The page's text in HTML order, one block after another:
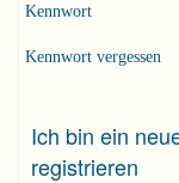
Kennwort
Kennwort vergessen
Ich bin ein
registrieren